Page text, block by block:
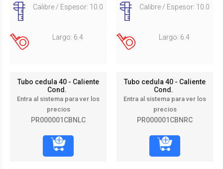
Calibre / Espesor: 10.0
Largo: 6.4
Tubo cedula 40 - Caliente
Cond.
Entra al sistema para ver los
precios
PR000001CBNLC
Calibre / Espesor: 10.0
Largo: 6.4
Tubo cedula 40 - Caliente
Cond.
Entra al sistema para ver los
precios
PR000001CBNRC